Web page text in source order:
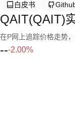
白皮书
QAIT(QAIT)
在P网上追踪价格走势
---2.00%